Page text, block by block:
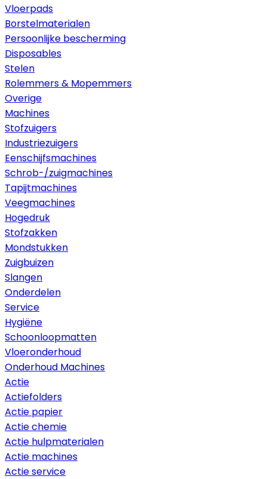
Vloerpads
Borstelmaterialen
Persoonlijke bescherming
Disposables
Stelen
Rolemmers & Mopemmers
Overige
Machines
Stofzuigers
Industriezuigers
Eenschijfsmachines
Schrob-/zuigmachines
Tapijtmachines
Veegmachines
Hogedruk
Stofzakken
Mondstukken
Zuigbuizen
Slangen
Onderdelen
Service
Hygiëne
Schoonloopmatten
Vloeronderhoud
Onderhoud Machines
Actie
Actiefolders
Actie papier
Actie chemie
Actie hulpmaterialen
Actie machines
Actie service